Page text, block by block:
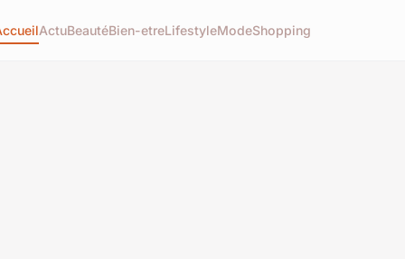
ActuBeautéBien-etreLifestyleModeShopping